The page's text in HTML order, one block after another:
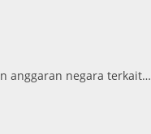
anggaran negara terkait…